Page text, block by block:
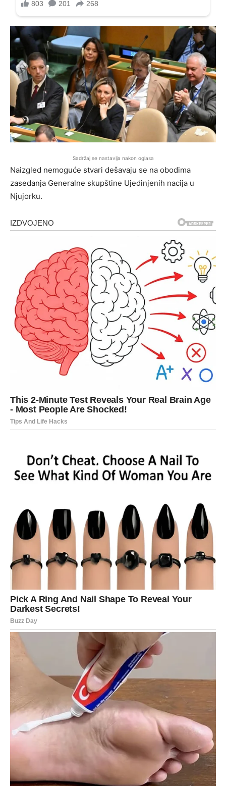
Sadržaj se nastavlja nakon oglasa
Naizgled nemoguće stvari dešavaju se na obodima
zasedanja Generalne skupštine Ujedinjenih nacija u
Njujorku.